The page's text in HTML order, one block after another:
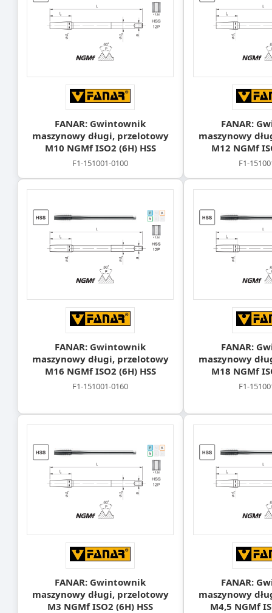
FANAR: Gwintownik
maszynowy długi, przelotowy
M10 NGMf ISO2 (6H) HSS
F1-151001-0100
FANAR:
maszynowy
M12 NGMf
F1-
FANAR: Gwintownik
maszynowy długi, przelotowy
M16 NGMf ISO2 (6H) HSS
F1-151001-0160
FANAR:
maszynowy
M18 NGMf
F1-
FANAR: Gwintownik
maszynowy długi, przelotowy
M3 NGMf ISO2 (6H) HSS
FANAR:
maszynowy
M4,5 NGMf